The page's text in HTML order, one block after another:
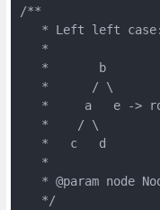
/**
* Left left
   *
*       b
*      / \
*     a   e ->
*    / \
*   c   d
   *
* @param node
   */